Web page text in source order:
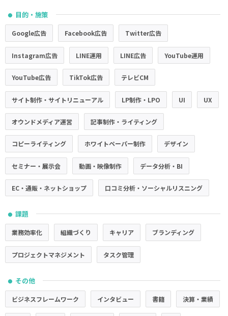
● 目的・施策
Google広告 Facebook広告 Twitter広告
Instagram広告 LINE運用 LINE広告 YouTube運用
YouTube広告 TikTok広告 テレビCM
サイト制作・サイトリニューアル LP制作・LPO UI UX
オウンドメディア運営 記事制作・ライティング
コピーライティング ホワイトペーパー制作 デザイン
セミナー・展示会 動画・映像制作 データ分析・BI
EC・通販・ネットショップ 口コミ分析・ソーシャルリスニング
● 課題
業務効率化 組織づくり キャリア ブランディング
プロジェクトマネジメント タスク管理
● その他
ビジネスフレームワーク インタビュー 書籍 決算・業績